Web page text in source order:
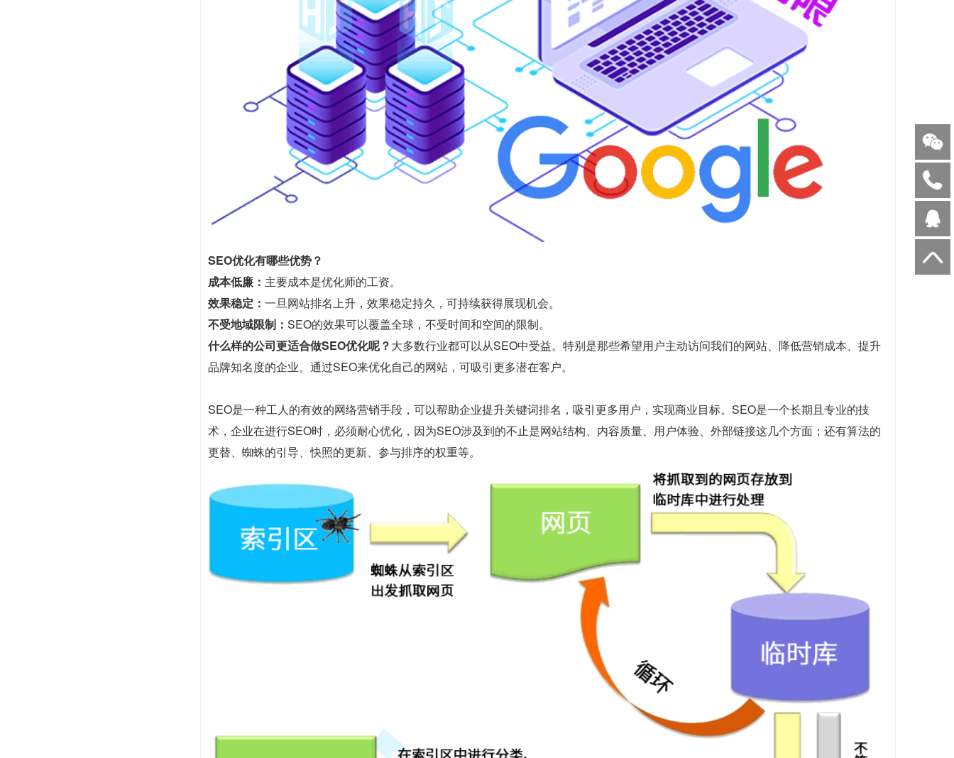
SEO优化有哪些优势？
成本低廉： 主要成本是优化师的工资。
效果稳定： 一旦网站排名上升，效果稳定持久，可持续获得展现机会。
不受地域限制： SEO的效果可以覆盖全球，不受时间和空间的限制。
什么样的公司更适合做SEO优化呢？大多数行业都可以从SEO中受益。特别是那些希望用户主动访问我们的网站、降低营销成本、提升
品牌知名度的企业。通过SEO来优化自己的网站，可吸引更多潜在客户。
SEO是一种工人的有效的网络营销手段，可以帮助企业提升关键词排名，吸引更多用户，实现商业目标。SEO是一个长期且专业的技
术，企业在进行SEO时，必须耐心优化，因为SEO涉及到的不止是网站结构、内容质量、用户体验、外部链接这几个方面；还有算法的
更替、蜘蛛的引导、快照的更新、参与排序的权重等。